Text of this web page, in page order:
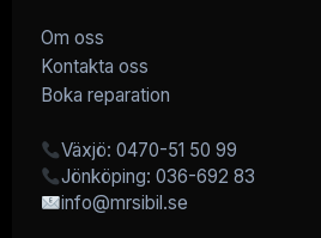
Om oss
Kontakta oss
Boka reparation
Växjö: 0470-51 50 99
Jönköping: 036-692 83
info@mrsibil.se